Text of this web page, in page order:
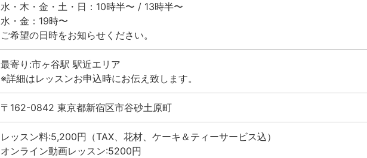
水・木・金・土・日：10時半〜 / 13時半〜⁡
水・金：19時〜⁡
ご希望の日時をお知らせください。
最寄り:市ヶ谷駅 駅近エリア
※詳細はレッスンお申込時にお伝え致します。
〒162-0842 東京都新宿区市谷砂土原町
レッスン料:5,200円⁡（TAX、花材、ケーキ＆ティーサービス込）
オンライン動画レッスン:5200円⁡